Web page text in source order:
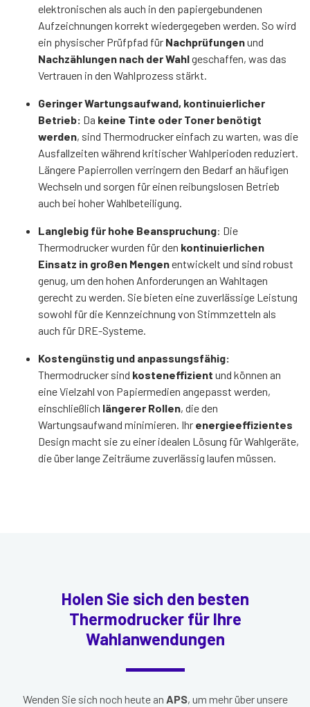
elektronischen als auch in den papiergebundenen
Aufzeichnungen korrekt wiedergegeben werden. So wird
ein physischer Prüfpfad für Nachprüfungenund
Nachzählungen nach der Wahlgeschaffen, was das
Vertrauen in den Wahlprozess stärkt.
Geringer Wartungsaufwand, kontinuierlicher
Betrieb: Da keine Tinte oder Toner benötigt
werden, sind Thermodrucker einfach zu warten, was die
Ausfallzeiten während kritischer Wahlperioden reduziert.
Längere Papierrollen verringern den Bedarf an häufigen
Wechseln und sorgen für einen reibungslosen Betrieb
auch bei hoher Wahlbeteiligung.
Langlebig für hohe Beanspruchung: Die
Thermodrucker wurden für den kontinuierlichen
Einsatz in großen Mengenentwickelt und sind robust
genug, um den hohen Anforderungen an Wahltagen
gerecht zu werden. Sie bieten eine zuverlässige Leistung
sowohl für die Kennzeichnung von Stimmzetteln als
auch für DRE-Systeme.
Kostengünstig und anpassungsfähig:
Thermodrucker sind kosteneffizient und können an
eine Vielzahl von Papiermedien angepasst werden,
einschließlich längerer Rollen, die den
Wartungsaufwand minimieren. Ihr energieeffizientes
Design macht sie zu einer idealen Lösung für Wahlgeräte,
die über lange Zeiträume zuverlässig laufen müssen.
Holen Sie sich den besten
Thermodrucker für Ihre
Wahlanwendungen
Wenden Sie sich noch heute an APS, um mehr über unsere